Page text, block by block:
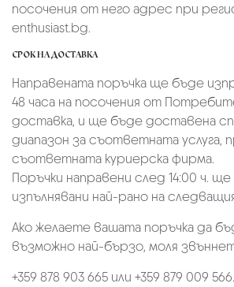
посочения от него адрес при
enthusiast.bg.
СРОК НА ДОСТАВКА
Направената поръчка ще бъде
48 часа на посочения от
доставка, и ще бъде доставена
диапазон за съответната услуга,
съответната куриерска фирма.
Поръчки направени след 14:00 ч.
изпълнявани най-рано на
Ако желаете вашата поръчка да
възможно най-бързо, моля
+359 878 903 665 или +359 879 009 566.